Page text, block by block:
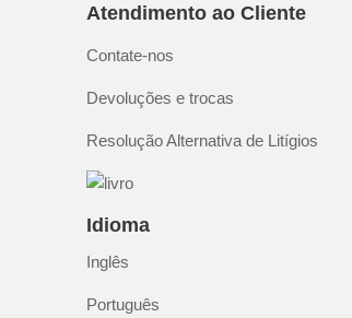
Atendimento ao Cliente
Contate-nos
Devoluções e trocas
Resolução Alternativa de Litígios
Idioma
Inglês
Português